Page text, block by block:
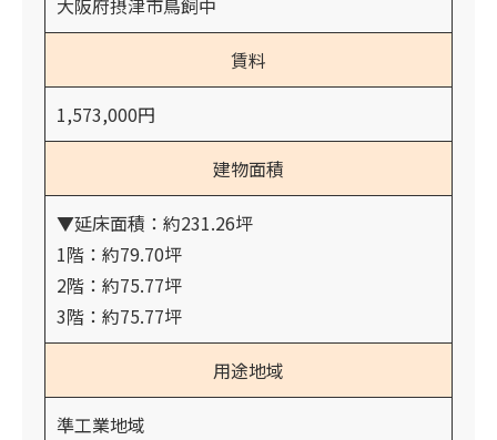
大阪府摂津市鳥飼中
賃料
1,573,000円
建物面積
▼延床面積：約231.26坪
1階：約79.70坪
2階：約75.77坪
3階：約75.77坪
用途地域
準工業地域